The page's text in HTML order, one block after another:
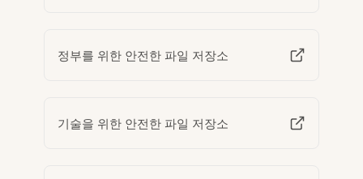
정부를 위한 안전한 파일 저장소
기술을 위한 안전한 파일 저장소